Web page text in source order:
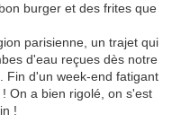
burger et des frites que
parisienne, un trajet qui
d'eau reçues dès notre
Fin d'un week-end fatigant
On a bien rigolé, on s'est
!